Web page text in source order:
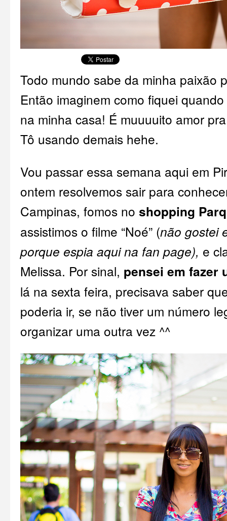
Todo mundo sabe da minha paixão
Então imaginem como fiquei
na minha casa! É muuuuito amor
Tô usando demais hehe.
Vou passar essa semana aqui em
ontem resolvemos sair para
Campinas, fomos no shopping
assistimos o filme “Noé” (não gostei
porque espia aqui na fan page), e
Melissa. Por sinal, pensei em fazer
lá na sexta feira, precisava saber
poderia ir, se não tiver um número
organizar uma outra vez ^^